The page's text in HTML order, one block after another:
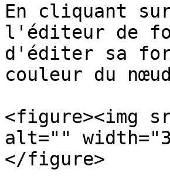
En cliquant
l'éditeur de
d'éditer sa
couleur du
<figure><img
alt=""
</figure>